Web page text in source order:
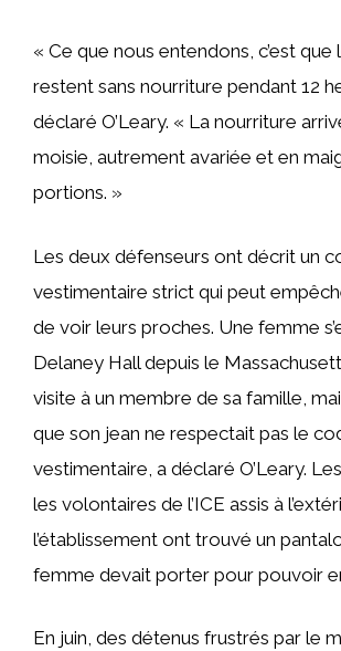
« Ce que nous entendons, c’est que
restent sans nourriture pendant 12
déclaré O’Leary. « La nourriture
moisie, autrement avariée et en
portions. »
Les deux défenseurs ont décrit un
vestimentaire strict qui peut
de voir leurs proches. Une femme
Delaney Hall depuis le
visite à un membre de sa famille,
que son jean ne respectait pas le
vestimentaire, a déclaré O’Leary.
les volontaires de l’ICE assis à
l’établissement ont trouvé un
femme devait porter pour pouvoir
En juin, des détenus frustrés par le